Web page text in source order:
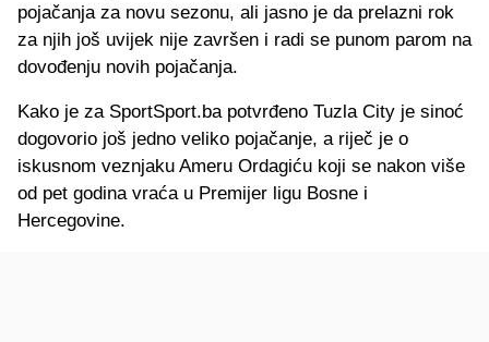
pojačanja za novu sezonu, ali jasno je da prelazni rok
za njih još uvijek nije završen i radi se punom parom na
dovođenju novih pojačanja.
Kako je za SportSport.ba potvrđeno Tuzla City je sinoć
dogovorio još jedno veliko pojačanje, a riječ je o
iskusnom veznjaku Ameru Ordagiću koji se nakon više
od pet godina vraća u Premijer ligu Bosne i
Hercegovine.